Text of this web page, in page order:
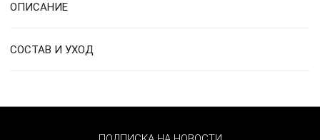
ОПИСАНИЕ
СОСТАВ И УХОД